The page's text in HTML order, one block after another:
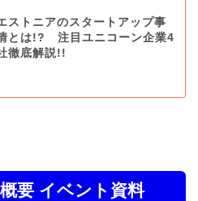
ストニアのスタートアップ事
とは!? 注目ユニコーン企業4
徹底解説!!
要 イベント資料